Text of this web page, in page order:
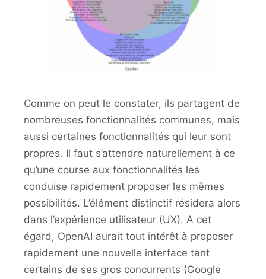
Comme on peut le constater, ils partagent de
nombreuses fonctionnalités communes, mais
aussi certaines fonctionnalités qui leur sont
propres. Il faut s’attendre naturellement à ce
qu’une course aux fonctionnalités les
conduise rapidement proposer les mêmes
possibilités. L’élément distinctif résidera alors
dans l’expérience utilisateur (UX). A cet
égard, OpenAI aurait tout intérêt à proposer
rapidement une nouvelle interface tant
certains de ses gros concurrents (Google